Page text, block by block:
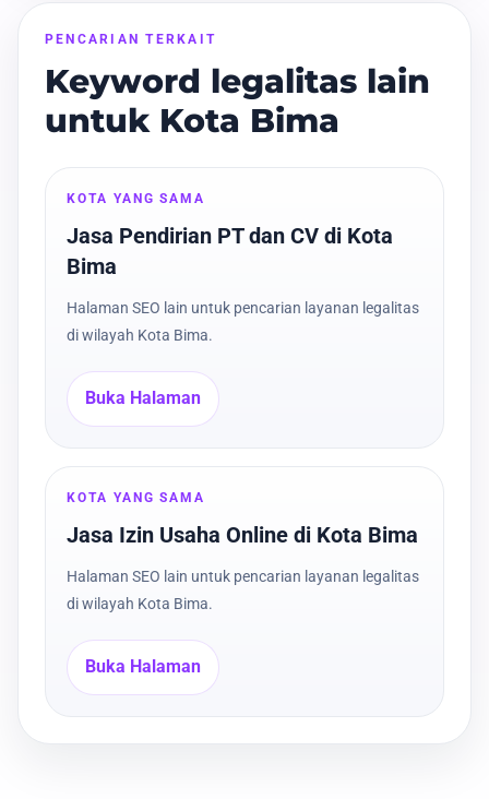
PENCARIAN TERKAIT
Keyword legalitas lain
untuk Kota Bima
KOTA YANG SAMA
Jasa Pendirian PT dan CV di Kota
Bima
Halaman SEO lain untuk pencarian layanan legalitas
di wilayah Kota Bima.
Buka Halaman
KOTA YANG SAMA
Jasa Izin Usaha Online di Kota Bima
Halaman SEO lain untuk pencarian layanan legalitas
di wilayah Kota Bima.
Buka Halaman